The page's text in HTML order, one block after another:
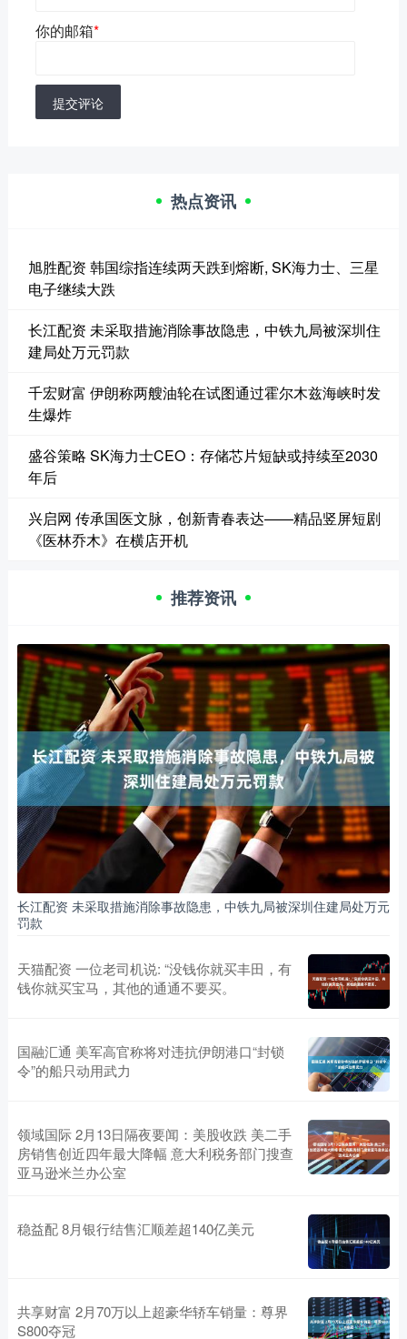
你的邮箱*
提交评论
热点资讯
旭胜配资 韩国综指连续两天跌到熔断, SK海力士、三星
电子继续大跌
长江配资 未采取措施消除事故隐患，中铁九局被深圳住
建局处万元罚款
千宏财富 伊朗称两艘油轮在试图通过霍尔木兹海峡时发
生爆炸
盛谷策略 SK海力士CEO：存储芯片短缺或持续至2030
年后
兴启网 传承国医文脉，创新青春表达——精品竖屏短剧
《医林乔木》在横店开机
推荐资讯
长江配资 未采取措施消除事故隐患，中铁九局被深圳住建局处万元
罚款
天猫配资 一位老司机说: “没钱你就买丰田，有
钱你就买宝马，其他的通通不要买。
国融汇通 美军高官称将对违抗伊朗港口“封锁
令”的船只动用武力
领域国际 2月13日隔夜要闻：美股收跌 美二手
房销售创近四年最大降幅 意大利税务部门搜查
亚马逊米兰办公室
稳益配 8月银行结售汇顺差超140亿美元
共享财富 2月70万以上超豪华轿车销量：尊界
S800夺冠